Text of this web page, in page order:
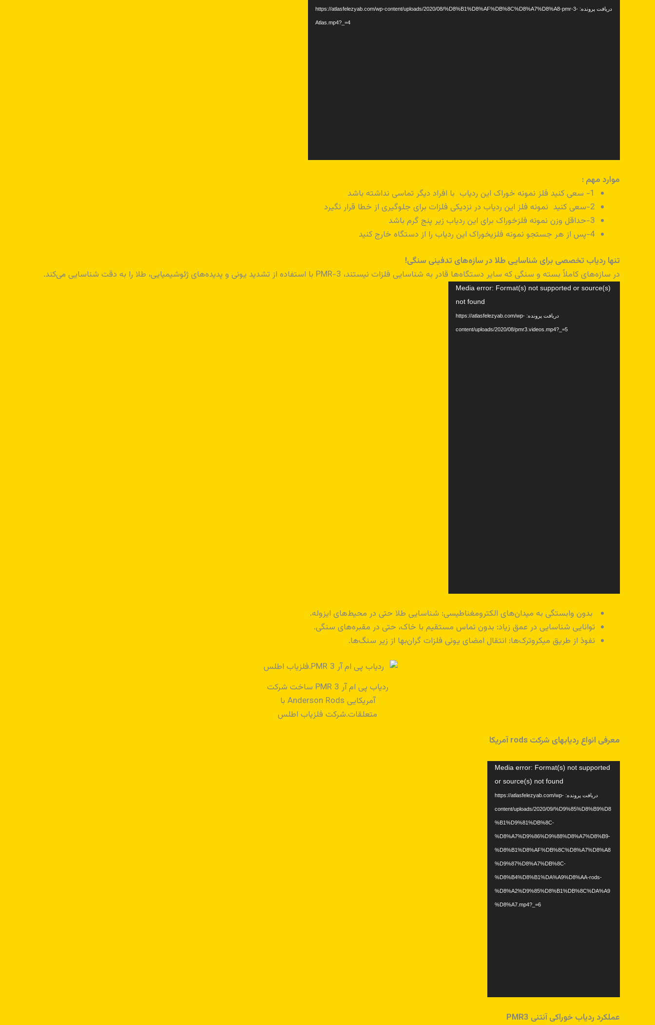
ویدیو
دریافت پرونده: https://atlasfelezyab.com/wp-content/uploads/2020/08/%D8%B1%D8%AF%DB%8C%D8%A7%D8%A8-pmr-3-
Atlas.mp4?_=4
موارد مهم :
1- سعی کنید فلز نمونه خوراک این ردیاب با افراد دیگر تماسی نداشته باشد
2-سعی کنید نمونه فلز این ردیاب در نزدیکی فلزات برای جلوگیری از خطا قرار نگیرد
3-حداقل وزن نمونه فلزخوراک برای این ردیاب زیر پنج گرم باشد
4-پس از هر جستجو نمونه فلزیخوراک این ردیاب را از دستگاه خارج کنید
تنها ردیاب تخصصی برای شناسایی طلا در سازه‌های تدفینی سنگی!
در سازه‌های کاملاً بسته و سنگی که سایر دستگاه‌ها قادر به شناسایی فلزات نیستند، PMR-3 با استفاده از تشدید یونی و پدیده‌های ژئوشیمیایی، طلا را به دقت شناسایی می‌کند.
نمایشگر
Media error: Format(s) not supported or source(s)
not found
دریافت پرونده: https://atlasfelezyab.com/wp-
content/uploads/2020/08/pmr3.videos.mp4?_=5
بدون وابستگی به میدان‌های الکترومغناطیسی: شناسایی طلا حتی در محیط‌های ایزوله.
توانایی شناسایی در عمق زیاد: بدون تماس مستقیم با خاک، حتی در مقبره‌های سنگی.
نفوذ از طریق میکروترک‌ها: انتقال امضای یونی فلزات گران‌بها از زیر سنگ‌ها.
ردیاب پی ام آر PMR 3 ساخت شرکت
آمریکایی Anderson Rods با
متعلقات.شرکت فلزیاب اطلس
معرفی انواع ردیابهای شرکت rods آمریکا
نمایشگر
Media error: Format(s) not supported
or source(s) not found
دریافت پرونده: https://atlasfelezyab.com/wp-
content/uploads/2020/09/%D9%85%D8%B9%D8
%B1%D9%81%DB%8C-
%D8%A7%D9%86%D9%88%D8%A7%D8%B9-
%D8%B1%D8%AF%DB%8C%D8%A7%D8%A8
%D9%87%D8%A7%DB%8C-
%D8%B4%D8%B1%DA%A9%D8%AA-rods-
%D8%A2%D9%85%D8%B1%DB%8C%DA%A9
%D8%A7.mp4?_=6
عملکرد ردیاب خوراکی آنتنی PMR3